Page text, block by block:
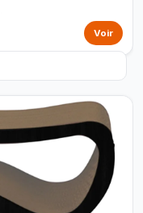
Voir